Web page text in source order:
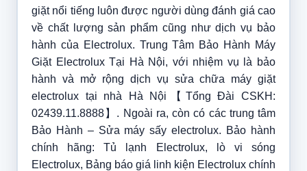
giặt nổi tiếng luôn được người dùng đánh giá cao
về chất lượng sản phẩm cũng như dịch vụ bảo
hành của Electrolux. Trung Tâm Bảo Hành Máy
Giặt Electrolux Tại Hà Nội, với nhiệm vụ là bảo
hành và mở rộng dịch vụ sửa chữa máy giặt
electrolux tại nhà Hà Nội【Tổng Đài CSKH:
02439.11.8888】. Ngoài ra, còn có các trung tâm
Bảo Hành – Sửa máy sấy electrolux. Bảo hành
chính hãng: Tủ lạnh Electrolux, lò vi sóng
Electrolux, Bảng báo giá linh kiện Electrolux chính